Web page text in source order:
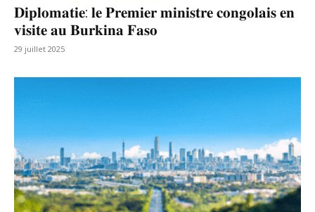
𝐃𝐢𝐩𝐥𝐨𝐦𝐚𝐭𝐢𝐞: 𝐥𝐞 𝐏𝐫𝐞𝐦𝐢𝐞𝐫 𝐦𝐢𝐧𝐢𝐬𝐭𝐫𝐞 𝐜𝐨𝐧𝐠𝐨𝐥𝐚𝐢𝐬 𝐞𝐧
𝐯𝐢𝐬𝐢𝐭𝐞 𝐚𝐮 𝐁𝐮𝐫𝐤𝐢𝐧𝐚 𝐅𝐚𝐬𝐨
29 juillet 2025